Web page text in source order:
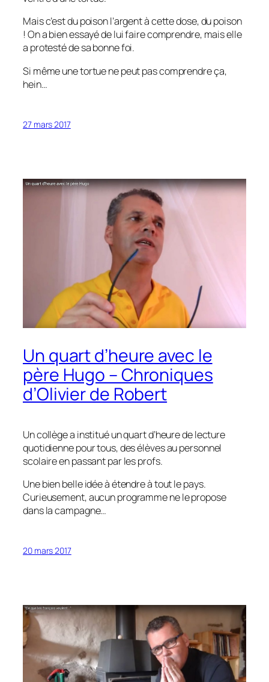
Mais c’est du poison l’argent à cette dose, du poison
! On a bien essayé de lui faire comprendre, mais elle
a protesté de sa bonne foi.
Si même une tortue ne peut pas comprendre ça,
hein…
27 mars 2017
Un quart d’heure avec le
père Hugo – Chroniques
d’Olivier de Robert
Un collège a institué un quart d’heure de lecture
quotidienne pour tous, des élèves au personnel
scolaire en passant par les profs.
Une bien belle idée à étendre à tout le pays.
Curieusement, aucun programme ne le propose
dans la campagne…
20 mars 2017